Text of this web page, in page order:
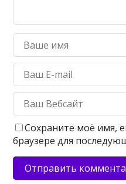
Сохраните моё имя,
браузере для